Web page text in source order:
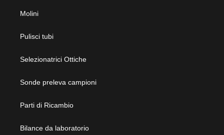
Molini
Pulisci tubi
Selezionatrici Ottiche
Sonde preleva campioni
Parti di Ricambio
Bilance da laboratorio